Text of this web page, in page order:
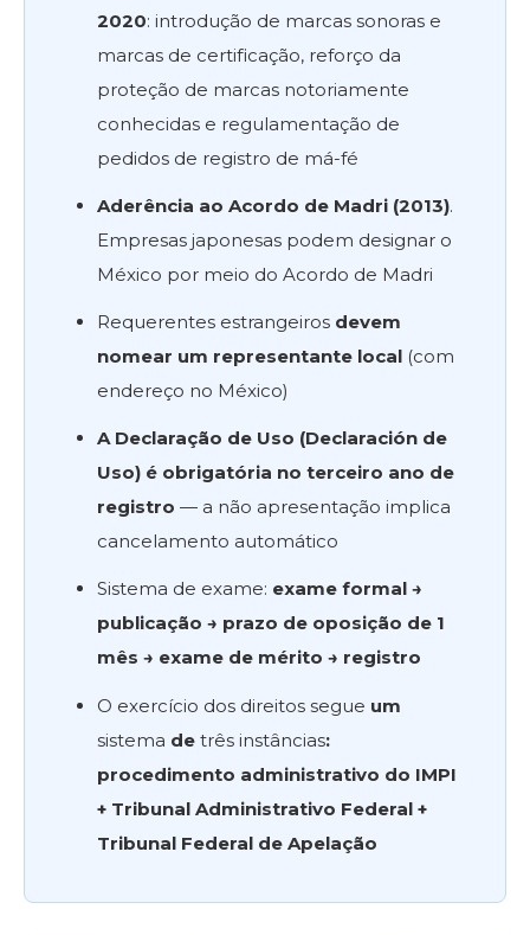
2020: introdução de marcas sonoras e
marcas de certificação, reforço da
proteção de marcas notoriamente
conhecidas e regulamentação de
pedidos de registro de má-fé
Aderência ao Acordo de Madri (2013).
Empresas japonesas podem designar o
México por meio do Acordo de Madri
Requerentes estrangeiros devem
nomear um representante local (com
endereço no México)
A Declaração de Uso (Declaración de
Uso) é obrigatória no terceiro ano de
registro — a não apresentação implica
cancelamento automático
Sistema de exame: exame formal →
publicação → prazo de oposição de 1
mês → exame de mérito → registro
O exercício dos direitos segue um
sistema de três instâncias:
procedimento administrativo do IMPI
+ Tribunal Administrativo Federal +
Tribunal Federal de Apelação